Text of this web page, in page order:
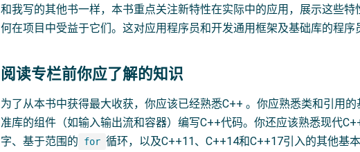
和我写的其他书一样，本书重点关注新特性在实际中的应用，展示这些
何在项目中受益于它们。这对应用程序员和开发通用框架及基础库的程序
阅读专栏前你应了解的知识
为了从本书中获得最大收获，你应该已经熟悉C++ 。你应熟悉类和引用
准库的组件（如输入输出流和容器）编写C++代码。你还应该熟悉现代
字、基于范围的
for 循环，以及C++11、C++14和C++17引入的其他基本